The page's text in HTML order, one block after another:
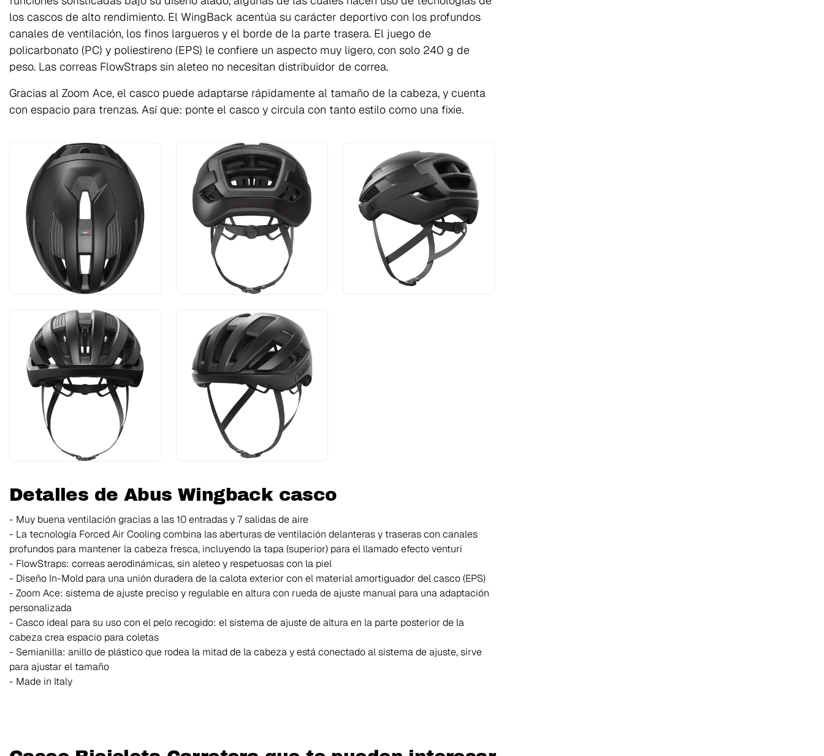
los cascos de alto rendimiento. El WingBack acentúa su carácter deportivo con los profundos
canales de ventilación, los finos largueros y el borde de la parte trasera. El juego de
policarbonato (PC) y poliestireno (EPS) le confiere un aspecto muy ligero, con solo 240 g de
peso. Las correas FlowStraps sin aleteo no necesitan distribuidor de correa.
Gracias al Zoom Ace, el casco puede adaptarse rápidamente al tamaño de la cabeza, y cuenta
con espacio para trenzas. Así que: ponte el casco y circula con tanto estilo como una fixie.
Detalles de Abus Wingback casco
- Muy buena ventilación gracias a las 10 entradas y 7 salidas de aire
- La tecnología Forced Air Cooling combina las aberturas de ventilación delanteras y traseras con canales
profundos para mantener la cabeza fresca, incluyendo la tapa (superior) para el llamado efecto venturi
- FlowStraps: correas aerodinámicas, sin aleteo y respetuosas con la piel
- Diseño In-Mold para una unión duradera de la calota exterior con el material amortiguador del casco (EPS)
- Zoom Ace: sistema de ajuste preciso y regulable en altura con rueda de ajuste manual para una adaptación
personalizada
- Casco ideal para su uso con el pelo recogido: el sistema de ajuste de altura en la parte posterior de la
cabeza crea espacio para coletas
- Semianilla: anillo de plástico que rodea la mitad de la cabeza y está conectado al sistema de ajuste, sirve
para ajustar el tamaño
- Made in Italy